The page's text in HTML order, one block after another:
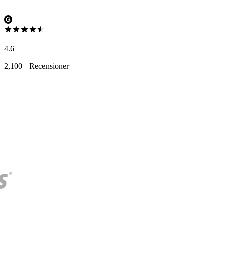
4.6
2,100+ Recensioner